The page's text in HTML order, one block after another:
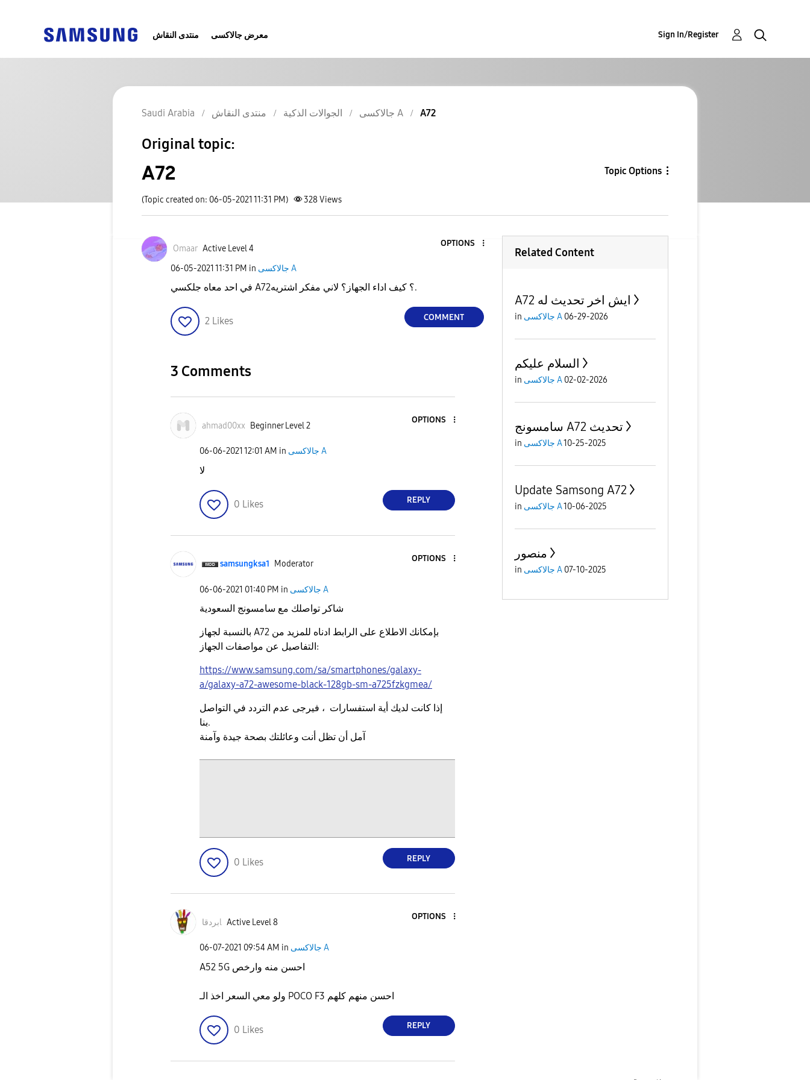
منتدى النقاش معرض جالاكسى Sign In/Register
Saudi Arabia منتدى النقاش الجوالات الذكية جالاكسى A A72
Original topic:
A72 Topic Options
(Topic created on: 06-05-2021 11:31 PM) 328Views
Omaar Active Level 4
OPTIONS
‎06-05-2021 11:31 PM in جالاكسى A
في احد معاه جلكسي A72؟ كيف اداء الجهاز؟ لاني مفكر اشتريه.
2 Likes COMMENT
3 Comments
ahmad00xx Beginner Level 2
OPTIONS
‎06-06-2021 12:01 AM in جالاكسى A
لا
0 Likes REPLY
samsungksa1 Moderator
OPTIONS
‎06-06-2021 01:40 PM in جالاكسى A
شاكر تواصلك مع سامسونج السعودية
بالنسبة لجهاز A72 بإمكانك الاطلاع على الرابط ادناه للمزيد من
التفاصيل عن مواصفات الجهاز:
https://www.samsung.com/sa/smartphones/galaxy-
a/galaxy-a72-awesome-black-128gb-sm-a725fzkgmea/
إذا كانت لديك أية استفسارات ، فيرجى عدم التردد في التواصل
بنا.
آمل أن تظل أنت وعائلتك بصحة جيدة وآمنة
0 Likes REPLY
بردقاl Active Level 8
OPTIONS
‎06-07-2021 09:54 AM in جالاكسى A
A52 5G احسن منه وارخص
ولو معي السعر اخذ الـ POCO F3 احسن منهم كلهم
0 Likes REPLY
Related Content
A72 ايش اخر تحديث له
in جالاكسى A 06-29-2026
السلام عليكم
in جالاكسى A 02-02-2026
سامسونج A72 تحديث
in جالاكسى A10-25-2025
Update Samsong A72
in جالاكسى A10-06-2025
منصور
in جالاكسى A 07-10-2025